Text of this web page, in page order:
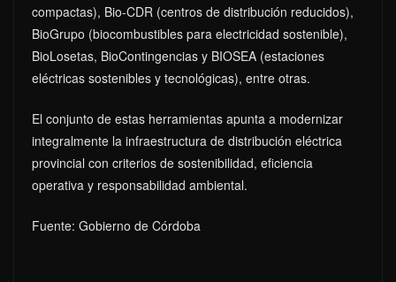
compactas), Bio-CDR (centros de distribución reducidos),
BioGrupo (biocombustibles para electricidad sostenible),
BioLosetas, BioContingencias y BIOSEA (estaciones
eléctricas sostenibles y tecnológicas), entre otras.
El conjunto de estas herramientas apunta a modernizar
integralmente la infraestructura de distribución eléctrica
provincial con criterios de sostenibilidad, eficiencia
operativa y responsabilidad ambiental.
Fuente: Gobierno de Córdoba